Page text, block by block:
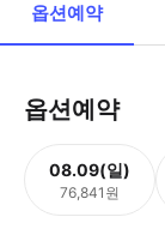
옵션예약
옵션예약
08.09(일)
76,841원